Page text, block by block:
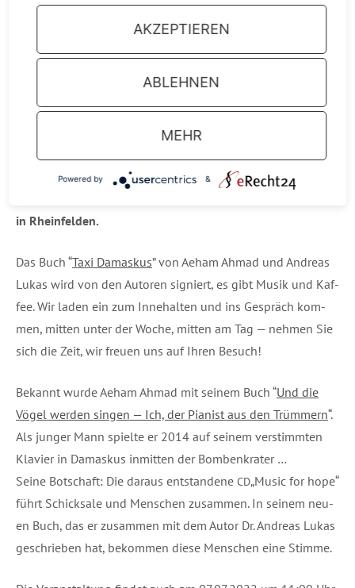
in Rhein­fel­den.
Das Buch “Taxi Damas­kus” von Aeham Ahmad und Andre­as
Lukas wird von den Autoren signiert, es gibt Musik und Kaf­
fee.Wir laden ein zum Inne­hal­ten und ins Gespräch kom­
men, mit­ten unter der Woche, mit­ten am Tag — neh­men Sie
sich die Zeit, wir freu­en uns auf Ihren Besuch!
Bekannt wur­de Aeham Ahmad mit sei­nem Buch “Und die
Vögel wer­den sin­gen — Ich, der Pia­nist aus den Trüm­mern“.
Als jun­ger Mann spiel­te er 2014 auf sei­nem ver­stimm­ten
Kla­vier in Damas­kus inmit­ten der Bombenkrater …
Sei­ne Bot­schaft: Die dar­aus ent­stan­de­ne CD„Music for hope“
führt Schick­sa­le und Men­schen zusam­men. In sei­nem neu­
en Buch, das er zusam­men mit dem Autor Dr. Andre­as Lukas
geschrie­ben hat, bekom­men die­se Men­schen eine Stimme.
AKZEPTIEREN
ABLEHNEN
MEHR
Powered by &